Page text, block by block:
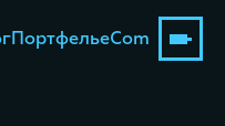
ПортфельeCom